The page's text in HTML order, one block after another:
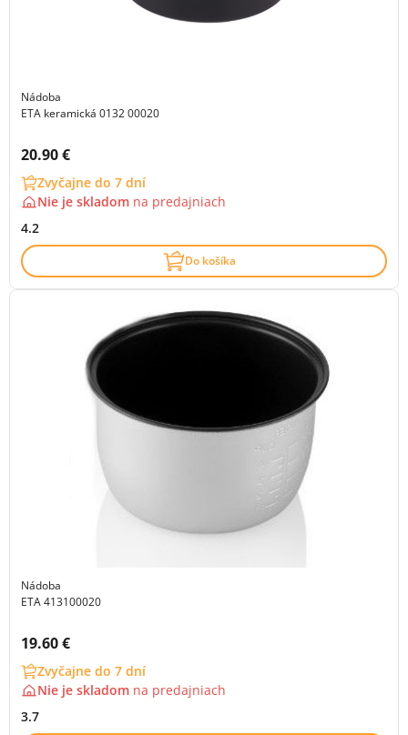
Nádoba
ETA keramická 0132 00020
Cena s DPH:
20.90 €
Zvyčajne do 7 dní
Nie je skladom na predajniach
4.2
Do košíka
Nádoba
ETA 413100020
Cena s DPH:
19.60 €
Zvyčajne do 7 dní
Nie je skladom na predajniach
3.7